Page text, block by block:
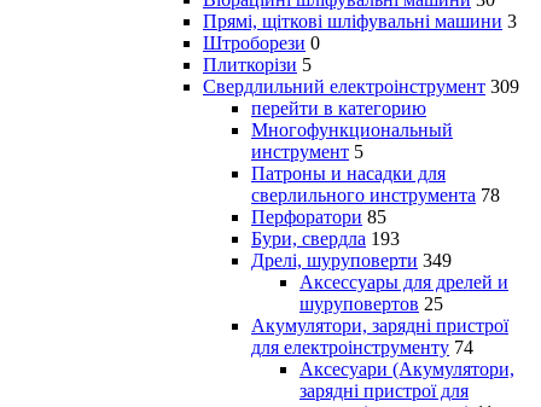
Прямі, щіткові шліфувальні машини 3
Штроборези 0
Плиткорізи 5
Свердлильний електроінструмент 309
перейти в категорию
Многофункциональный
инструмент 5
Патроны и насадки для
сверлильного инструмента 78
Перфоратори 85
Бури, свердла 193
Дрелі, шуруповерти 349
Аксессуары для дрелей и
шуруповертов 25
Акумулятори, зарядні пристрої
для електроінструменту 74
Аксесуари (Акумулятори,
зарядні пристрої для